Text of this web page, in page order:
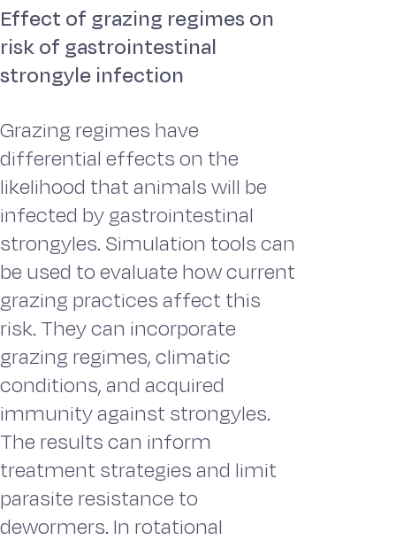
Effect of grazing regimes on
risk of gastrointestinal
strongyle infection
Grazing regimes have
differential effects on the
likelihood that animals will be
infected by gastrointestinal
strongyles. Simulation tools can
be used to evaluate how current
grazing practices affect this
risk. They can incorporate
grazing regimes, climatic
conditions, and acquired
immunity against strongyles.
The results can inform
treatment strategies and limit
parasite resistance to
dewormers. In rotational